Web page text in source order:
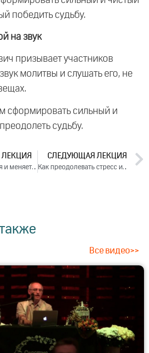
победить судьбу.
на звук
призывает участников
молитвы и слушать его, не
сформировать сильный и
судьбу.
Как формируется и меняется чувство собственного достоинства. Лекция 2 (2019)
СЛЕДУЮЩАЯ ЛЕКЦИЯ
Как преодолевать стресс и все успевать. Лекция 1 (2019)
Все видео>>